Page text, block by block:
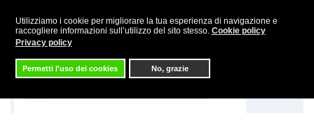
Utilizziamo i cookie per migliorare la tua esperienza di navigazione e
raccogliere informazioni sull’utilizzo del sito stesso. Cookie policy
Privacy policy
Permetti l'uso dei cookies No, grazie
Skip to main content